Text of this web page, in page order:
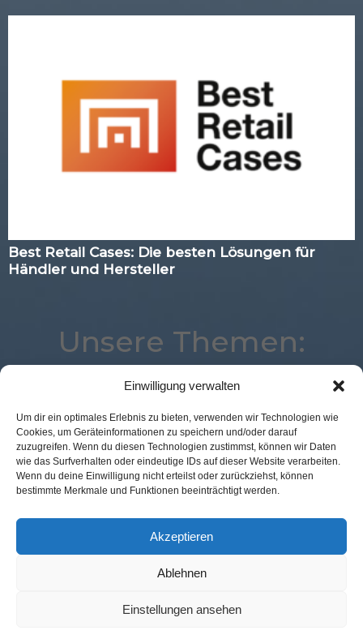
Einwilligung verwalten
Um dir ein optimales Erlebnis zu bieten, verwenden wir Technologien wie
Cookies, um Geräteinformationen zu speichern und/oder darauf
zuzugreifen. Wenn du diesen Technologien zustimmst, können wir Daten
wie das Surfverhalten oder eindeutige IDs auf dieser Website verarbeiten.
Wenn du deine Einwilligung nicht erteilst oder zurückziehst, können
bestimmte Merkmale und Funktionen beeinträchtigt werden.
Akzeptieren
Ablehnen
Einstellungen ansehen
Best Retail Cases: Die besten Lösungen für
Händler und Hersteller
Unsere Themen:
Mobile eCommerce Marketing
Logistik
Payment
Corona Commerce
Digital
Analytics
Best Retail Cases
Expertenwissen
Voice
Location Studie
POS Connect
Loyalty
Kontakt Redaktion Impressum Datenschutz